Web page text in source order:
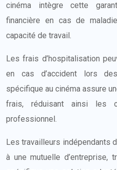
cinéma intègre cette
financière en cas de
capacité de travail.
Les frais d’hospitalisation
en cas d’accident lors
spécifique au cinéma assure
frais, réduisant ainsi les
professionnel.
Les travailleurs indépendants
à une mutuelle d’entreprise,